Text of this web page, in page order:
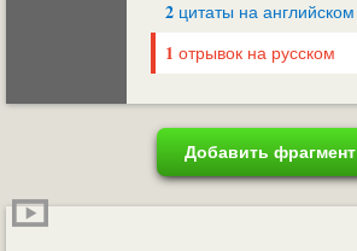
2 цитаты на английском
1 отрывок на русском
Добавить фрагмент